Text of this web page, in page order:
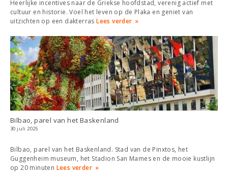
Heerlijke incentives naar de Griekse hoofdstad, verenig actief met
cultuur en historie. Voel het leven op de Plaka en geniet van
uitzichten op een dakterrasLees verder
Bilbao, parel van het Baskenland
30 juli 2025
Bilbao, parel van het Baskenland. Stad van de Pinxtos, het
Guggenheim museum, het Stadion San Mames en de mooie kustlijn
op 20 minuten Lees verder